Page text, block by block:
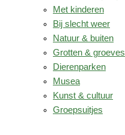
Met kinderen
Bij slecht weer
Natuur & buiten
Grotten & groeves
Dierenparken
Musea
Kunst & cultuur
Groepsuitjes